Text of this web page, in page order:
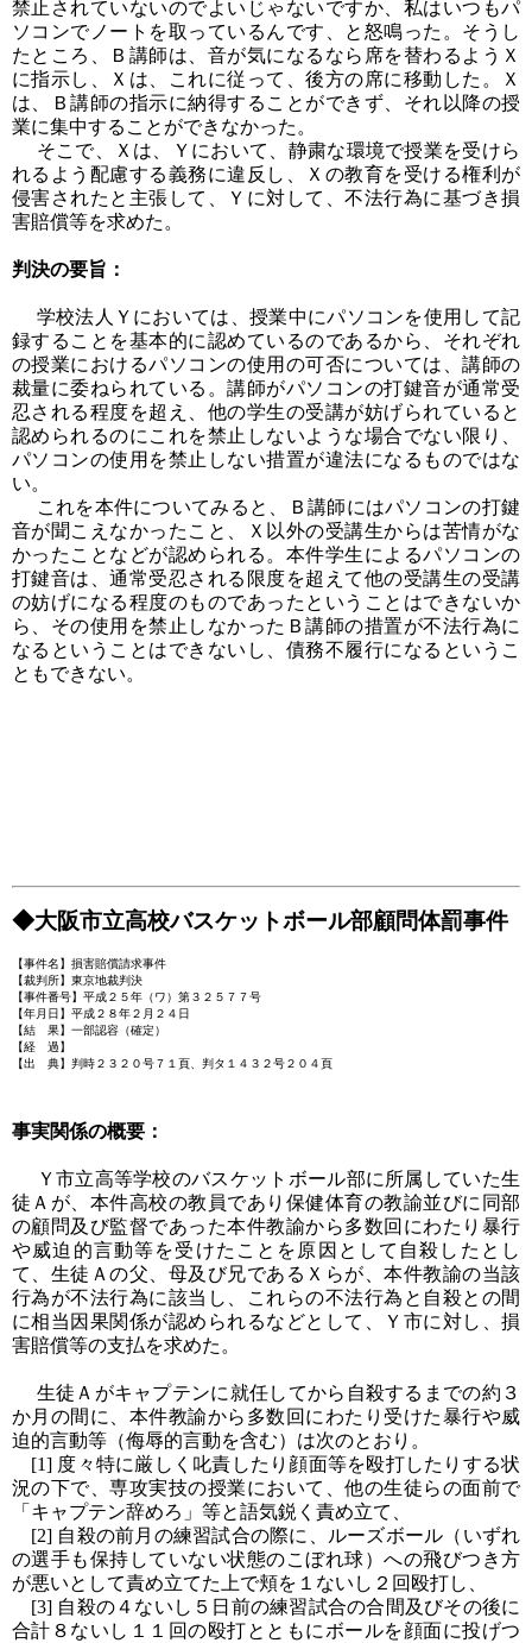
禁止されていないのでよいじゃないですか、私はいつもパ
ソコンでノートを取っているんです、と怒鳴った。そうし
たところ、Ｂ講師は、音が気になるなら席を替わるようＸ
に指示し、Ｘは、これに従って、後方の席に移動した。Ｘ
は、Ｂ講師の指示に納得することができず、それ以降の授
業に集中することができなかった。
そこで、Ｘは、Ｙにおいて、静粛な環境で授業を受けら
れるよう配慮する義務に違反し、Ｘの教育を受ける権利が
侵害されたと主張して、Ｙに対して、不法行為に基づき損
害賠償等を求めた。
判決の要旨：
学校法人Ｙにおいては、授業中にパソコンを使用して記
録することを基本的に認めているのであるから、それぞれ
の授業におけるパソコンの使用の可否については、講師の
裁量に委ねられている。講師がパソコンの打鍵音が通常受
忍される程度を超え、他の学生の受講が妨げられていると
認められるのにこれを禁止しないような場合でない限り、
パソコンの使用を禁止しない措置が違法になるものではな
い。
これを本件についてみると、Ｂ講師にはパソコンの打鍵
音が聞こえなかったこと、Ｘ以外の受講生からは苦情がな
かったことなどが認められる。本件学生によるパソコンの
打鍵音は、通常受忍される限度を超えて他の受講生の受講
の妨げになる程度のものであったということはできないか
ら、その使用を禁止しなかったＢ講師の措置が不法行為に
なるということはできないし、債務不履行になるというこ
ともできない。
◆大阪市立高校バスケットボール部顧問体罰事件
【事件名】損害賠償請求事件
【裁判所】東京地裁判決
【事件番号】平成２５年（ワ）第３２５７７号
【年月日】平成２８年２月２４日
【結 果】一部認容（確定）
【経 過】
【出 典】判時２３２０号７１頁、判タ１４３２号２０４頁
事実関係の概要：
Ｙ市立高等学校のバスケットボール部に所属していた生
徒Ａが、本件高校の教員であり保健体育の教諭並びに同部
の顧問及び監督であった本件教諭から多数回にわたり暴行
や威迫的言動等を受けたことを原因として自殺したとし
て、生徒Ａの父、母及び兄であるＸらが、本件教諭の当該
行為が不法行為に該当し、これらの不法行為と自殺との間
に相当因果関係が認められるなどとして、Ｙ市に対し、損
害賠償等の支払を求めた。
生徒Ａがキャプテンに就任してから自殺するまでの約３
か月の間に、本件教諭から多数回にわたり受けた暴行や威
迫的言動等（侮辱的言動を含む）は次のとおり。
[1] 度々特に厳しく叱責したり顔面等を殴打したりする状
況の下で、専攻実技の授業において、他の生徒らの面前で
「キャプテン辞めろ」等と語気鋭く責め立て、
[2] 自殺の前月の練習試合の際に、ルーズボール（いずれ
の選手も保持していない状態のこぼれ球）への飛びつき方
が悪いとして責め立てた上で頬を１ないし２回殴打し、
[3] 自殺の４ないし５日前の練習試合の合間及びその後に
合計８ないし１１回の殴打とともにボールを顔面に投げつ